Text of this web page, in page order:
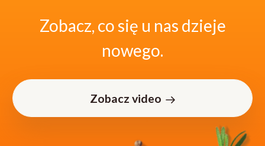
Zobacz, co się u nas dzieje
nowego.
Zobacz video